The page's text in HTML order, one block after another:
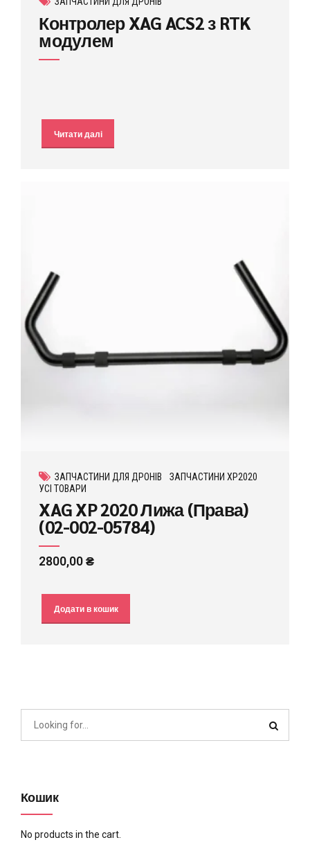
Контролер XAG ACS2 з RTK
модулем
Читати далі
ЗАПЧАСТИНИ ДЛЯ ДРОНІВ
ЗАПЧАСТИНИ XP2020
УСІ ТОВАРИ
XAG XP 2020 Лижа (Права)
(02-002-05784)
2800,00₴
Додати в кошик
Кошик
No products in the cart.